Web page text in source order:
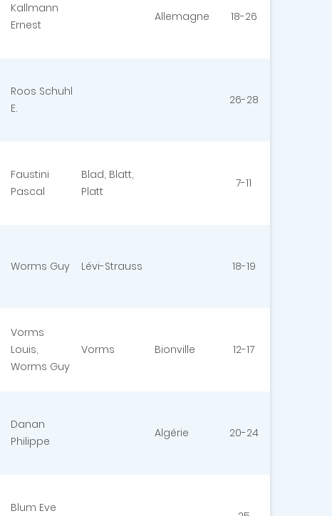
Kallmann
Ernest
Allemagne 18-26
Roos Schuhl
E.
26-28
Faustini
Pascal
Blad, Blatt,
Platt
7-11
Worms Guy Lévi-Strauss 18-19
Vorms
Louis,
Worms Guy
Vorms Bionville 12-17
Danan
Philippe
Algérie 20-24
Blum Eve